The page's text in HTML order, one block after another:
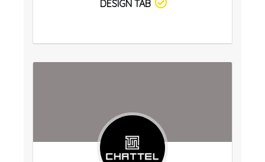
DESIGN TAB